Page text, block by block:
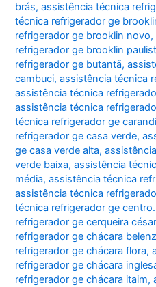
brás,assistência técnica
técnica refrigerador ge
refrigerador ge brooklin novo,
refrigerador ge brooklin
refrigerador ge butantã,
cambuci,assistência técnica
assistência técnica
assistência técnica
técnica refrigerador ge
refrigerador ge casa verde,
ge casa verde alta,
verde baixa,assistência
média,assistência técnica
assistência técnica
técnica refrigerador ge
refrigerador ge cerqueira césar
refrigerador ge chácara
refrigerador ge chácara flora,
refrigerador ge chácara
refrigerador ge chácara itaim,